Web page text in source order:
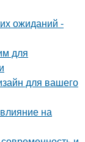
ожиданий -
для
для вашего
на